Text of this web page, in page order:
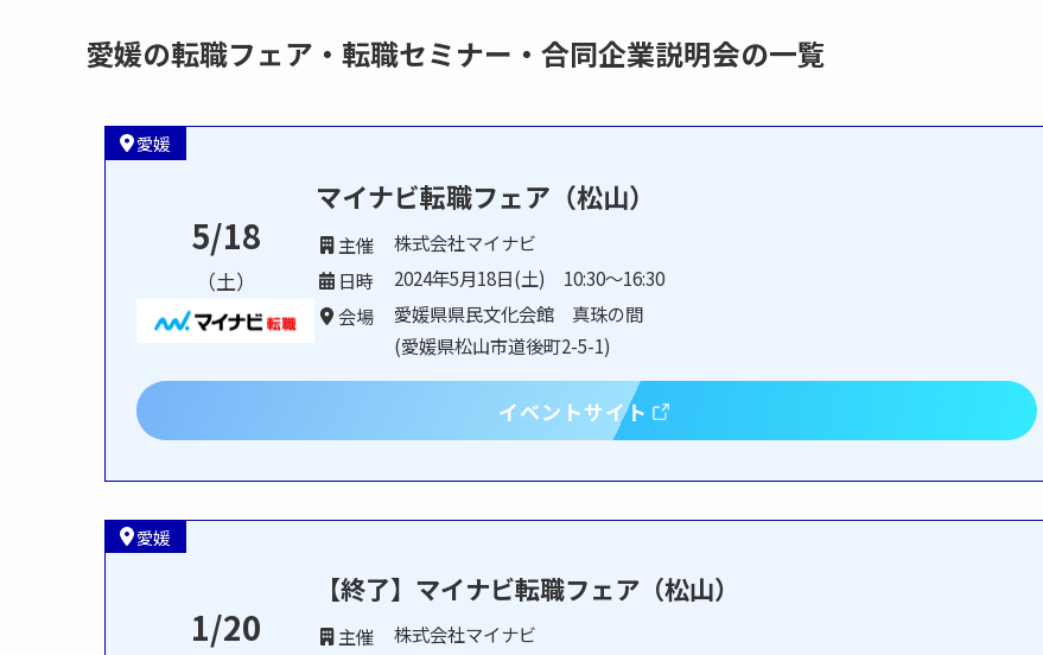
愛媛の転職フェア・転職セミナー・合同企業説明会の一覧
愛媛
5/18
（土）
マイナビ転職フェア（松山）
主催
株式会社マイナビ
日時
2024年5月18日(土) 10:30～16:30
会場
愛媛県県民文化会館 真珠の間
(愛媛県松山市道後町2-5-1)
イベントサイト
愛媛
1/20
【終了】マイナビ転職フェア（松山）
主催
株式会社マイナビ